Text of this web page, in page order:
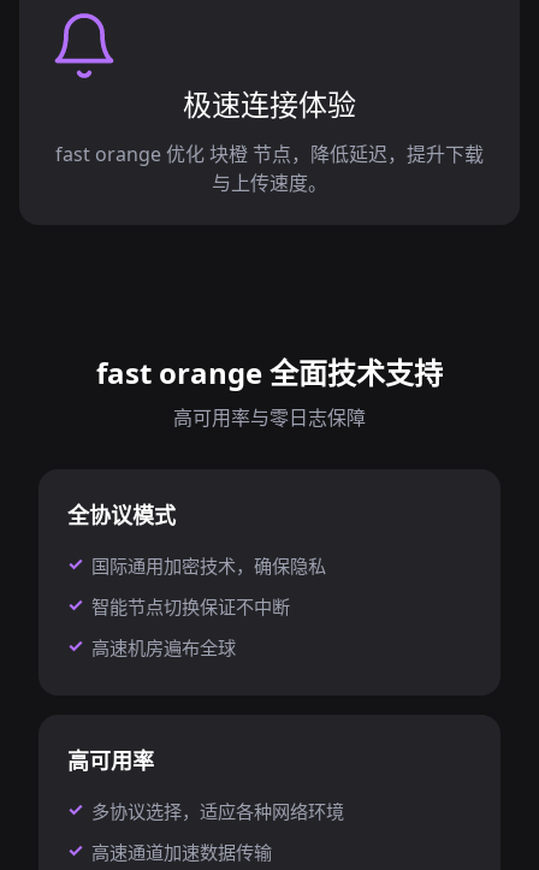
极速连接体验
fast orange 优化 块橙 节点，降低延迟，提升下载
与上传速度。
fast orange 全面技术支持
高可用率与零日志保障
全协议模式
国际通用加密技术，确保隐私
智能节点切换保证不中断
高速机房遍布全球
高可用率
多协议选择，适应各种网络环境
高速通道加速数据传输